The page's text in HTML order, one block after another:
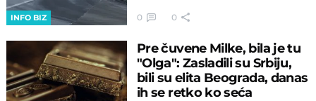
INFO BIZ 0 0
Pre čuvene Milke, bila je tu
"Olga": Zasladili su Srbiju,
bili su elita Beograda, danas
ih se retko ko seća